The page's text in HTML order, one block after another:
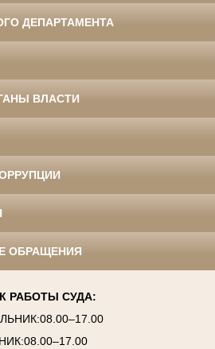
ДЕПАРТАМЕНТА
ВЛАСТИ
ОБРАЩЕНИЯ
РАБОТЫ СУДА: